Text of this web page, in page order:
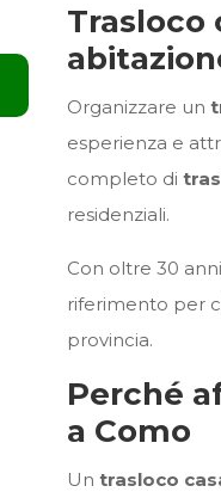
Trasloco
Organizzare un
esperienza e
completo di
residenziali.
Con oltre 30
riferimento per
provincia.
Perché
a Como
Untrasloco